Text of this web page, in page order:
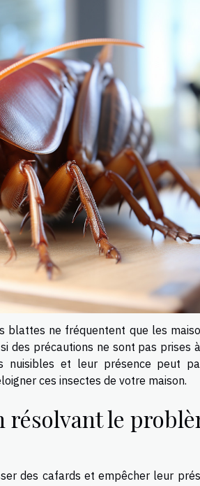
blattes ne fréquentent que les
des précautions ne sont pas prises à
et leur présence peut
ces insectes de votre maison.
résolvant le
des cafards et empêcher leur